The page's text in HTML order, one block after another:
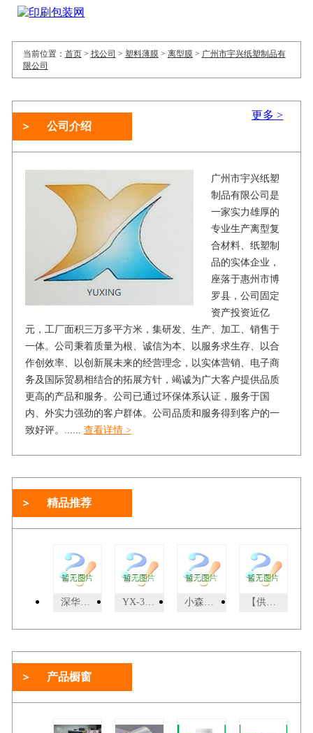
当前位置： 首页> 找公司 > 塑料薄膜> 离型膜> 广州市宇兴纸塑制品有
限公司
公司介绍
更多 >
广州市宇兴纸塑
制品有限公司是
一家实力雄厚的
专业生产离型复
合材料、纸塑制
品的实体企业，
座落于惠州市博
罗县，公司固定
资产投资近亿
元，工厂面积三万多平方米，集研发、生产、加工、销售于
一体。公司秉着质量为根、诚信为本、以服务求生存、以合
作创效率、以创新展未来的经营理念，以实体营销、电子商
务及国际贸易相结合的拓展方针，竭诚为广大客户提供品质
更高的产品和服务。公司已通过环保体系认证，服务于国
内、外实力强劲的客户群体。公司品质和服务得到客户的一
致好评。...... 查看详情 >
精品推荐
深华压痕线(crocs)0.5*1.5 【供应】绅乐自动无线胶装机 精灵50D/精华A4
产品橱窗